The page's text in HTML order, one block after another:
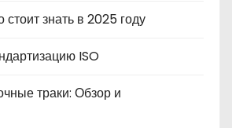
знать в 2025 году
ISO
траки: Обзор и